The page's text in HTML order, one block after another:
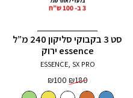
סט 3 בקבוקי סליקון 240 מ”ל
essence ירוק
ESSENCE, SX PRO
₪180
המחיר
המקורי
₪100
הנוכחי